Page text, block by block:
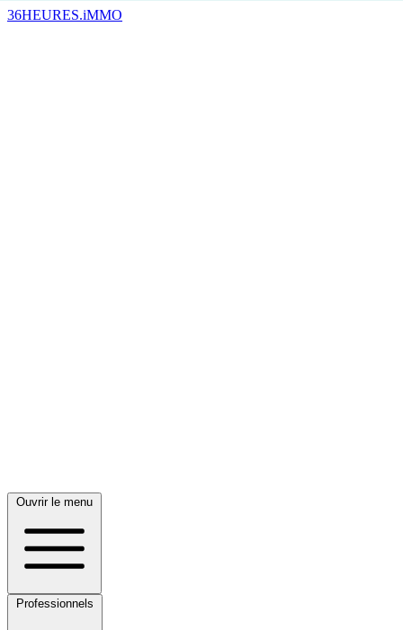
36HEURES.iMMO
Ouvrir le menu
Professionnels